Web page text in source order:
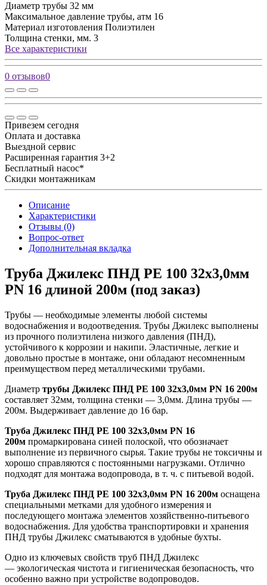
Диаметр трубы 32 мм
Максимальное давление трубы, атм 16
Материал изготовления Полиэтилен
Толщина стенки, мм. 3
Все характеристики
0 отзывов0
Привезем сегодня
Оплата и доставка
Выездной сервис
Расширенная гарантия 3+2
Бесплатный насос*
Скидки монтажникам
Описание
Характеристики
Отзывы (0)
Вопрос-ответ
Дополнительная вкладка
Труба Джилекс ПНД РЕ 100 32х3,0мм
PN 16 длиной 200м (под заказ)
Трубы — необходимые элементы любой системы
водоснабжения и водоотведения. Трубы Джилекс выполнены
из прочного полиэтилена низкого давления (ПНД),
устойчивого к коррозии и накипи. Эластичные, легкие и
довольно простые в монтаже, они обладают несомненным
преимуществом перед металлическими трубами.
Диаметр трубы Джилекс ПНД РЕ 100 32х3,0мм PN 16 200м
составляет 32мм, толщина стенки — 3,0мм. Длина трубы —
200м. Выдерживает давление до 16 бар.
Труба Джилекс ПНД РЕ 100 32х3,0мм PN 16
200м промаркирована синей полоской, что обозначает
выполнение из первичного сырья. Такие трубы не токсичны и
хорошо справляются с постоянными нагрузками. Отлично
подходят для монтажа водопровода, в т. ч. с питьевой водой.
Труба Джилекс ПНД РЕ 100 32х3,0мм PN 16 200м оснащена
специальными метками для удобного измерения и
последующего монтажа элементов хозяйственно-питьевого
водоснабжения. Для удобства транспортировки и хранения
ПНД трубы Джилекс сматываются в удобные бухты.
Одно из ключевых свойств труб ПНД Джилекс
— экологическая чистота и гигиеническая безопасность, что
особенно важно при устройстве водопроводов.